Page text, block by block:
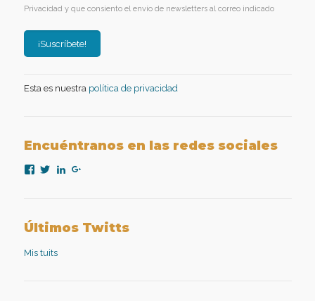
Privacidad y que consiento el envío de newsletters al correo indicado
Esta es nuestra política de privacidad
Encuéntranos en las redes sociales
Ver
Facebook
Ver
Twitter
Ver
aplicadaGoogle+
Últimos Twitts
Mis tuits